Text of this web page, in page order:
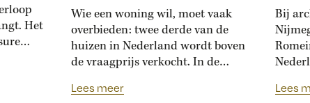
Het
Wie een woning wil, moet vaak
overbieden: twee derde van de
huizen in Nederland wordt boven
de vraagprijs verkocht. In de
ook last van overbiedingsgekte:
Lees meer
Bij
Lees